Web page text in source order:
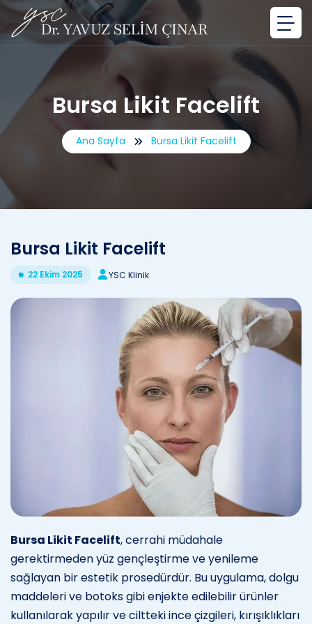
Bursa Likit Facelift
Ana Sayfa Bursa Likit Facelift
Bursa Likit Facelift
22 Ekim 2025 YSC Klinik
Bursa Likit Facelift, cerrahi müdahale
gerektirmeden yüz gençleştirme ve yenileme
sağlayan bir estetik prosedürdür. Bu uygulama, dolgu
maddeleri ve botoks gibi enjekte edilebilir ürünler
kullanılarak yapılır ve ciltteki ince çizgileri, kırışıklıkları